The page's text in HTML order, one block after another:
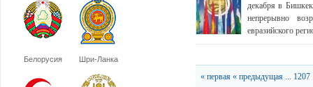
Белорусия Шри-Ланка
декабря в
непрерывно
евразийского
« первая « предыдущая ... 1207